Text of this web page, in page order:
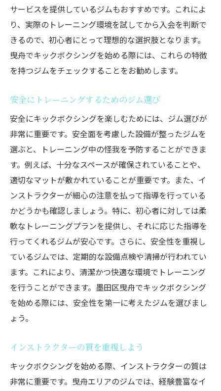
サービスを提供しているジムもおすすめです。これによ
り、実際のトレーニング環境を試してから入会を判断で
きるので、初心者にとって理想的な選択肢となります。
曳舟でキックボクシングを始める際には、これらの特徴
を持つジムをチェックすることをお勧めします。
安全にトレーニングするためのジム選び
安全にキックボクシングを楽しむためには、ジム選びが
非常に重要です。安全面を考慮した設備が整ったジムを
選ぶと、トレーニング中の怪我を予防することができま
す。例えば、十分なスペースが確保されていることや、
適切なマットが敷かれていることが重要です。また、イ
ンストラクターが細心の注意を払って指導を行っている
かどうかも確認しましょう。特に、初心者に対しては柔
軟なトレーニングプランを提供し、それに応じた指導を
行ってくれるジムが安心です。さらに、安全性を重視し
ているジムでは、定期的な設備点検や清掃が行われてい
ます。これにより、清潔かつ快適な環境でトレーニング
を行うことができます。墨田区曳舟でキックボクシング
を始める際には、安全性を第一に考えたジムを選びまし
ょう。
インストラクターの質を重視しよう
キックボクシングを始める際、インストラクターの質は
非常に重要です。曳舟エリアのジムでは、経験豊富なイ